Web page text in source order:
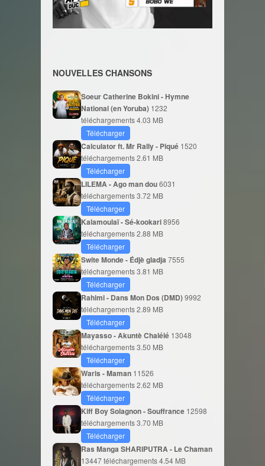
NOUVELLES CHANSONS
Soeur Catherine Bokini - Hymne
National (en Yoruba) 1232
téléchargements4.03 MB
Télécharger
Calculator ft. Mr Rally - Piqué 1520
téléchargements2.61 MB
Télécharger
LILEMA - Ago man dou6031
téléchargements3.72 MB
Télécharger
Kalamoulaï - Sé-kookari8956
téléchargements2.88 MB
Télécharger
Swite Monde - Édjè gladja 7555
téléchargements3.81 MB
Télécharger
Rahimi - Dans Mon Dos (DMD)9992
téléchargements2.89 MB
Télécharger
Mayasso - Akuntè Chalélé 13048
téléchargements3.50 MB
Télécharger
Waris - Maman 11526
téléchargements2.62 MB
Télécharger
Kiff Boy Solagnon - Souffrance 12598
téléchargements3.70 MB
Télécharger
Ras Manga SHARIPUTRA - Le Chaman
13447 téléchargements4.54 MB